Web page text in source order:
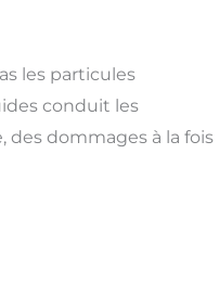
les particules
conduit les
des dommages à la fois